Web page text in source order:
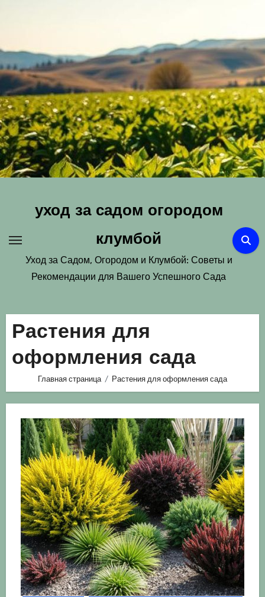
уход за садом огородом
клумбой
Уход за Садом, Огородом и Клумбой: Советы и
Рекомендации для Вашего Успешного Сада
Растения для
оформления сада
Главная страница Растения для оформления сада